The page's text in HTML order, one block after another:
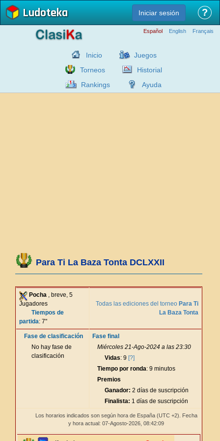
Ludoteka Iniciar sesión ?
Español English Français
Inicio
Juegos
Torneos
Historial
Rankings
Ayuda
Para Ti La Baza Tonta DCLXXII
Pocha , breve, 5
Jugadores
Tiempos de
partida: 7"
Todas las ediciones del torneo Para Ti
La Baza Tonta
Fase de clasificación
No hay fase de
clasificación
Fase final
Miércoles 21-Ago-2024 a las 23:30
Vidas: 9 [?]
Tiempo por ronda: 9 minutos
Premios
Ganador: 2 días de suscripción
Finalista: 1 días de suscripción
Los horarios indicados son según hora de España (UTC +2). Fecha
y hora actual: 07-Agosto-2026, 08:42:09